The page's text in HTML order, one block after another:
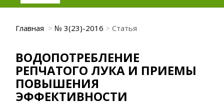
Главная № 3(23)-2016 Статья
ВОДОПОТРЕБЛЕНИЕ
РЕПЧАТОГО ЛУКА И ПРИЕМЫ
ПОВЫШЕНИЯ
ЭФФЕКТИВНОСТИ